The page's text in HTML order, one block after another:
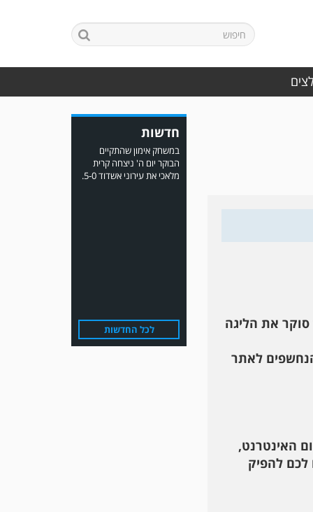
סוקר את הליגה
לאתר
האינטרנט,
לכם להפיק
חדשות
הבוקר יום ה' ניצחה קרית
מלאכי את עירוני אשדוד 5-0.
לכל החדשות